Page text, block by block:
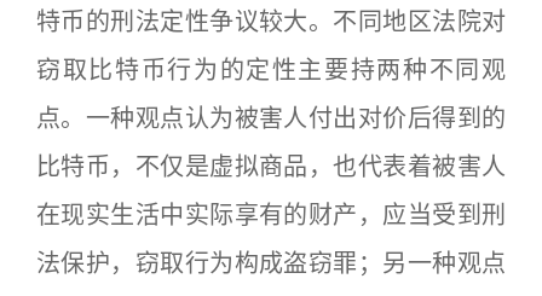
特币的刑法定性争议较大。不同地区法院对
窃取比特币行为的定性主要持两种不同观
点。一种观点认为被害人付出对价后得到的
比特币，不仅是虚拟商品，也代表着被害人
在现实生活中实际享有的财产，应当受到刑
法保护，窃取行为构成盗窃罪；另一种观点